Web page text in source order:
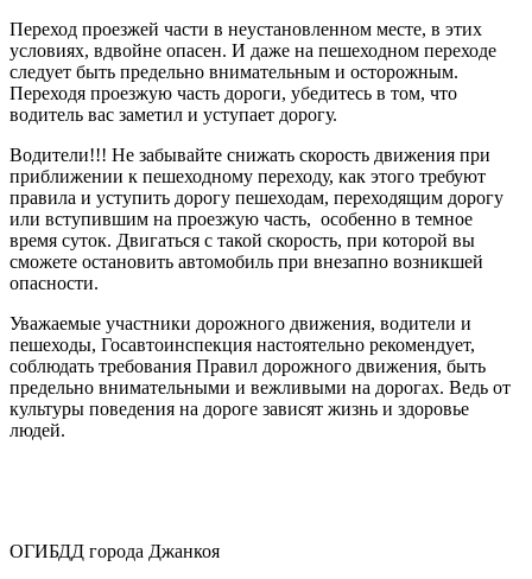
Переход проезжей части в неустановленном месте, в этих
условиях, вдвойне опасен. И даже на пешеходном переходе
следует быть предельно внимательным и осторожным.
Переходя проезжую часть дороги, убедитесь в том, что
водитель вас заметил и уступает дорогу.
Водители!!! Не забывайте снижать скорость движения при
приближении к пешеходному переходу, как этого требуют
правила и уступить дорогу пешеходам, переходящим дорогу
или вступившим на проезжую часть, особенно в темное
время суток. Двигаться с такой скорость, при которой вы
сможете остановить автомобиль при внезапно возникшей
опасности.
Уважаемые участники дорожного движения, водители и
пешеходы, Госавтоинспекция настоятельно рекомендует,
соблюдать требования Правил дорожного движения, быть
предельно внимательными и вежливыми на дорогах. Ведь от
культуры поведения на дороге зависят жизнь и здоровье
людей.
ОГИБДД города Джанкоя